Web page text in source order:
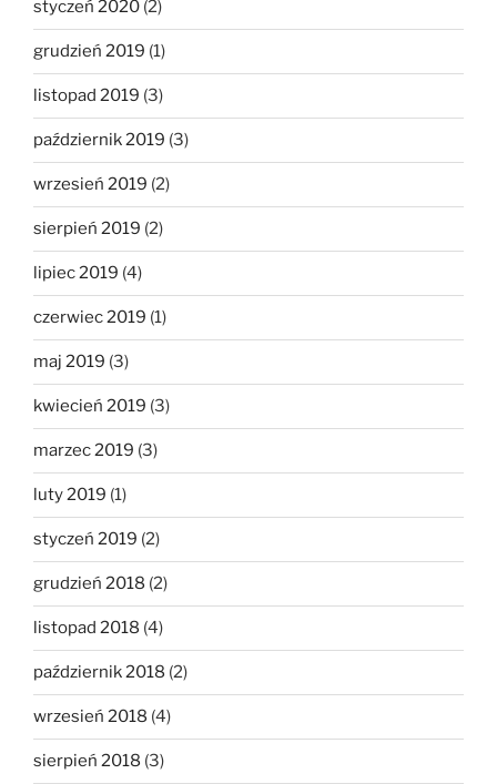
styczeń 2020 (2)
grudzień 2019 (1)
listopad 2019 (3)
październik 2019 (3)
wrzesień 2019 (2)
sierpień 2019 (2)
lipiec 2019 (4)
czerwiec 2019 (1)
maj 2019 (3)
kwiecień 2019 (3)
marzec 2019 (3)
luty 2019 (1)
styczeń 2019 (2)
grudzień 2018 (2)
listopad 2018 (4)
październik 2018 (2)
wrzesień 2018 (4)
sierpień 2018 (3)